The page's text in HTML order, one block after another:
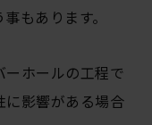
もあります。
ホールの工程で
に影響がある場合